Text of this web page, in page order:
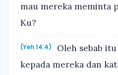
mau mereka meminta
Ku?
(Yeh 14:4)
Oleh sebab
kepada mereka dan